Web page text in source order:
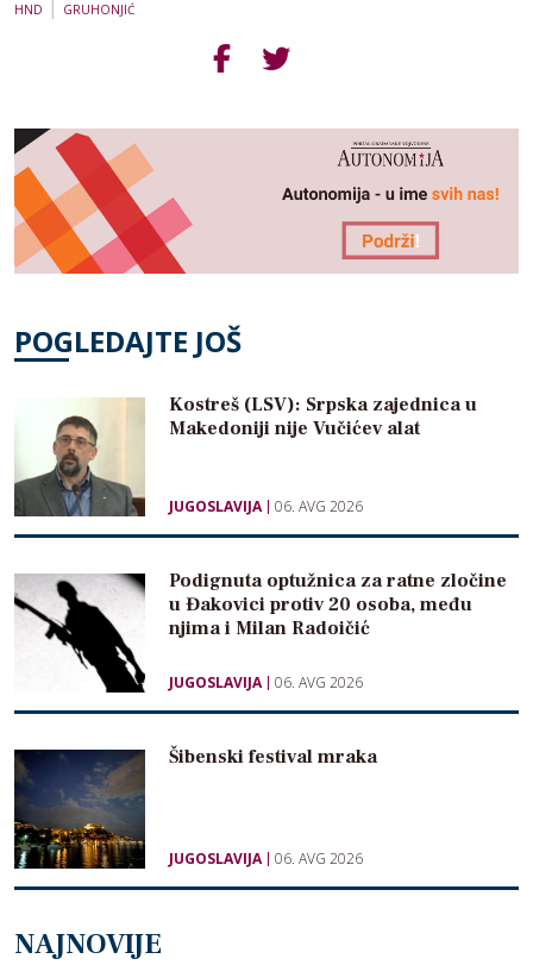
HND GRUHONJIĆ
POGLEDAJTE JOŠ
Kostreš (LSV): Srpska zajednica u
Makedoniji nije Vučićev alat
JUGOSLAVIJA 06. AVG 2026
Podignuta optužnica za ratne zločine
u Đakovici protiv 20 osoba, među
njima i Milan Radoičić
JUGOSLAVIJA 06. AVG 2026
Šibenski festival mraka
JUGOSLAVIJA 06. AVG 2026
NAJNOVIJE